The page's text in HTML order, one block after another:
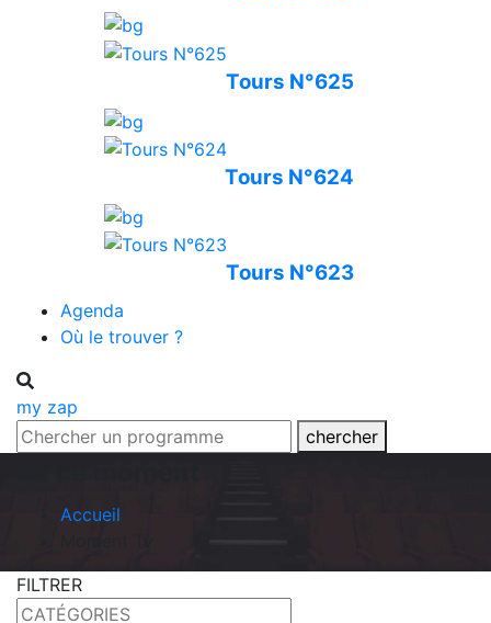
Tours N°625
Tours N°624
Tours N°623
Agenda
Où le trouver ?
my zap
chercher
Accueil
FILTRER